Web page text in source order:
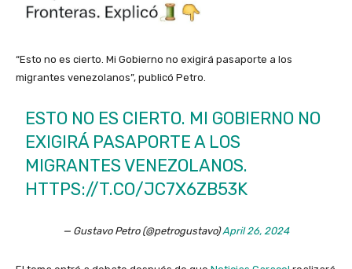
“Esto no es cierto. Mi Gobierno no exigirá pasaporte a los
migrantes venezolanos”, publicó Petro.
ESTO NO ES CIERTO. MI GOBIERNO NO
EXIGIRÁ PASAPORTE A LOS
MIGRANTES VENEZOLANOS.
HTTPS://T.CO/JC7X6ZB53K
— Gustavo Petro (@petrogustavo)April 26, 2024